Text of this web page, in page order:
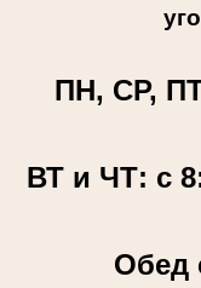
ПН, СР,
ВТ и ЧТ: с
Обед